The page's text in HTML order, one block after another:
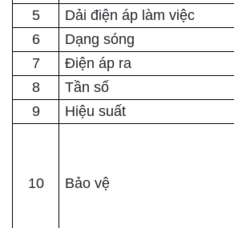
5
Dải điện áp làm việc
6
Dạng sóng
7
Điện áp ra
8
Tần số
9
Hiệu suất
10 Bảo vệ